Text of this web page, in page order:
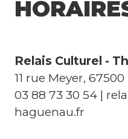
Relais Culturel -
11 rue Meyer,
03 88 73 30 54 |
haguenau.fr
n
r
e
m